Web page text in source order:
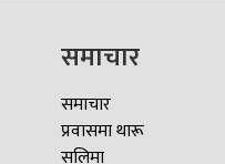
समाचार
समाचार
प्रवासमा थारू
सलिमा